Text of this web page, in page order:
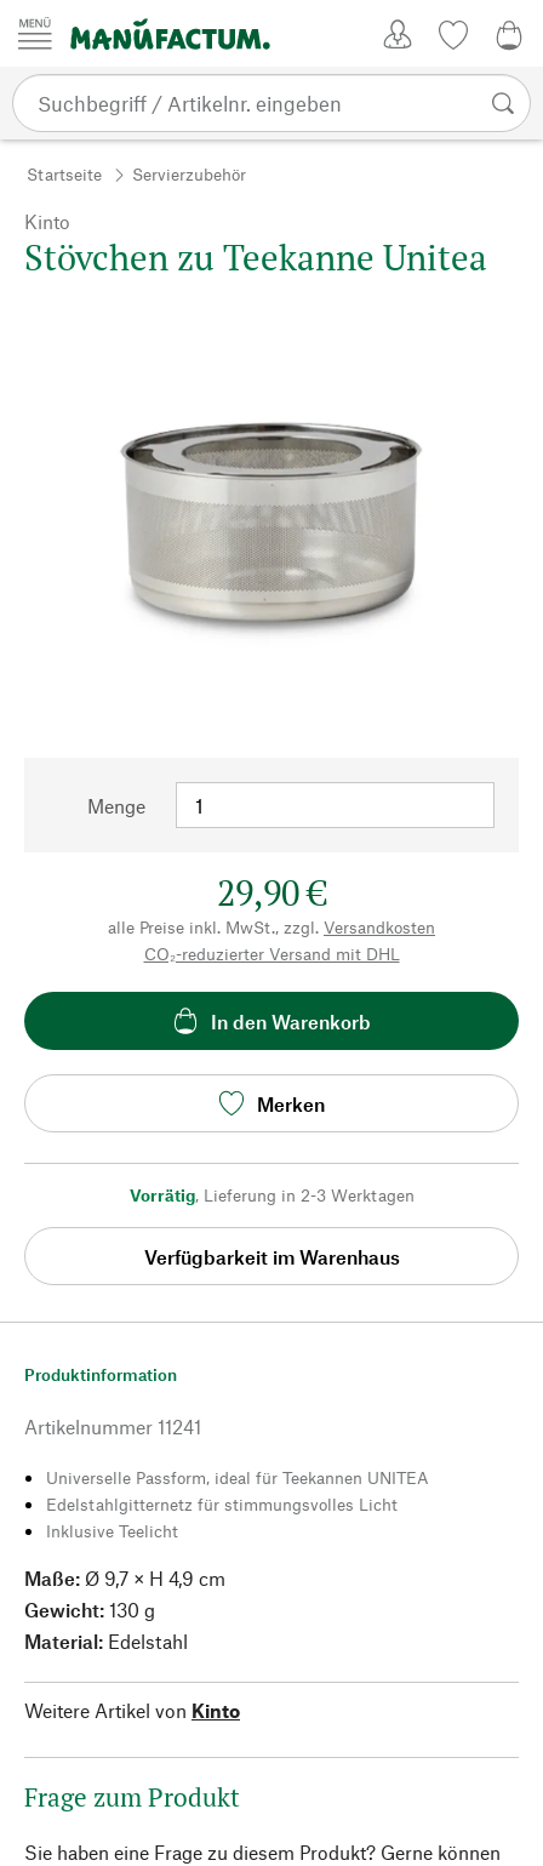
Zum Inhalt springen
Startseite Servierzubehör
Kinto
Stövchen zu Teekanne Unitea
Menge
29,90 €
alle Preise inkl. MwSt., zzgl. Versandkosten
CO₂-reduzierter Versand mit DHL
In den Warenkorb
Merken
Vorrätig, Lieferung in 2-3 Werktagen
Verfügbarkeit im Warenhaus
Produktinformation
Artikelnummer 11241
Universelle Passform, ideal für Teekannen UNITEA
Edelstahlgitternetz für stimmungsvolles Licht
Inklusive Teelicht
Maße: Ø 9,7 × H 4,9 cm
Gewicht: 130 g
Material: Edelstahl
Weitere Artikel von Kinto
Frage zum Produkt
Sie haben eine Frage zu diesem Produkt? Gerne können